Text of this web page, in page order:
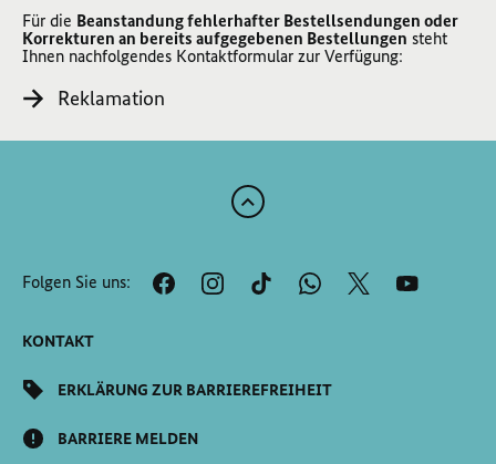
Für die Beanstandung fehlerhafter Bestellsendungen oder
Korrekturen an bereits aufgegebenen Bestellungen steht
Ihnen nachfolgendes Kontaktformular zur Verfügung:
Reklamation
Zum
der
Seite
Folgen Sie uns:
KONTAKT
ERKLÄRUNG ZUR BARRIEREFREIHEIT
BARRIERE MELDEN